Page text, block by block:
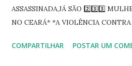
ASSASSINADA,JÁ SÃO 2️⃣3️⃣3️⃣
NO CEARÁ* *A VIOLÊNCIA
informações quarto pessoas foram
COMPARTILHAR POSTAR UM